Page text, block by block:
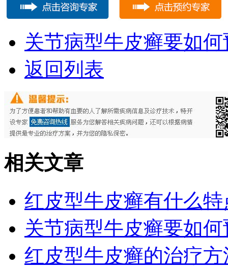
关节病型牛皮癣要如
返回列表
相关文章
红皮型牛皮癣有什么特
关节病型牛皮癣要如何
红皮型牛皮癣的治疗方